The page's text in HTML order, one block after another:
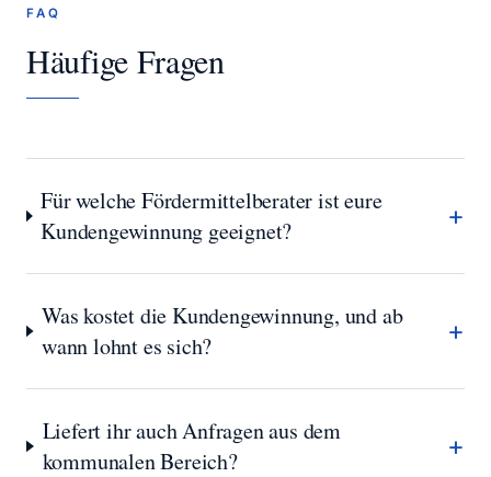
FAQ
Häufige Fragen
Für welche Fördermittelberater ist eure
Kundengewinnung geeignet?
+
Was kostet die Kundengewinnung, und ab
wann lohnt es sich?
+
Liefert ihr auch Anfragen aus dem
kommunalen Bereich?
+